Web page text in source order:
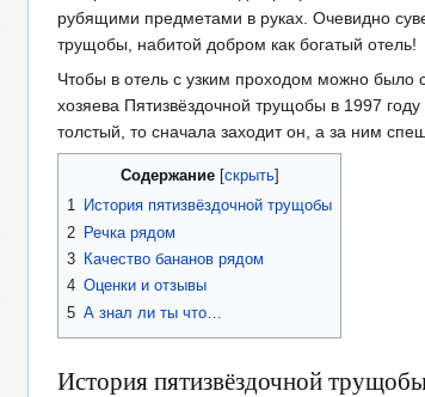
рубящими предметами в руках. Очевидно
трущобы, набитой добром как богатый отель!
Чтобы в отель с узким проходом можно
хозяева Пятизвёздочной трущобы в 1997
толстый, то сначала заходит он, а за ним
Содержание
1 История пятизвёздочной трущобы
2 Речка рядом
3 Качество бананов рядом
4 Оценки и отзывы
5 А знал ли ты что…
История пятизвёздочной